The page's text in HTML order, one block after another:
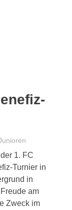
1. FC
Turnier in
in
am
Zweck im